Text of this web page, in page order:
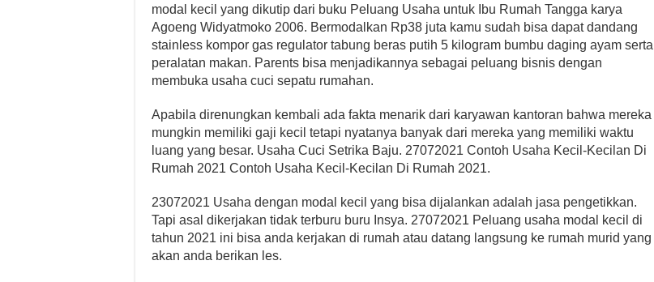
modal kecil yang dikutip dari buku Peluang Usaha untuk Ibu Rumah Tangga karya
Agoeng Widyatmoko 2006. Bermodalkan Rp38 juta kamu sudah bisa dapat dandang
stainless kompor gas regulator tabung beras putih 5 kilogram bumbu daging ayam serta
peralatan makan. Parents bisa menjadikannya sebagai peluang bisnis dengan
membuka usaha cuci sepatu rumahan.
Apabila direnungkan kembali ada fakta menarik dari karyawan kantoran bahwa mereka
mungkin memiliki gaji kecil tetapi nyatanya banyak dari mereka yang memiliki waktu
luang yang besar. Usaha Cuci Setrika Baju. 27072021 Contoh Usaha Kecil-Kecilan Di
Rumah 2021 Contoh Usaha Kecil-Kecilan Di Rumah 2021.
23072021 Usaha dengan modal kecil yang bisa dijalankan adalah jasa pengetikkan.
Tapi asal dikerjakan tidak terburu buru Insya. 27072021 Peluang usaha modal kecil di
tahun 2021 ini bisa anda kerjakan di rumah atau datang langsung ke rumah murid yang
akan anda berikan les.